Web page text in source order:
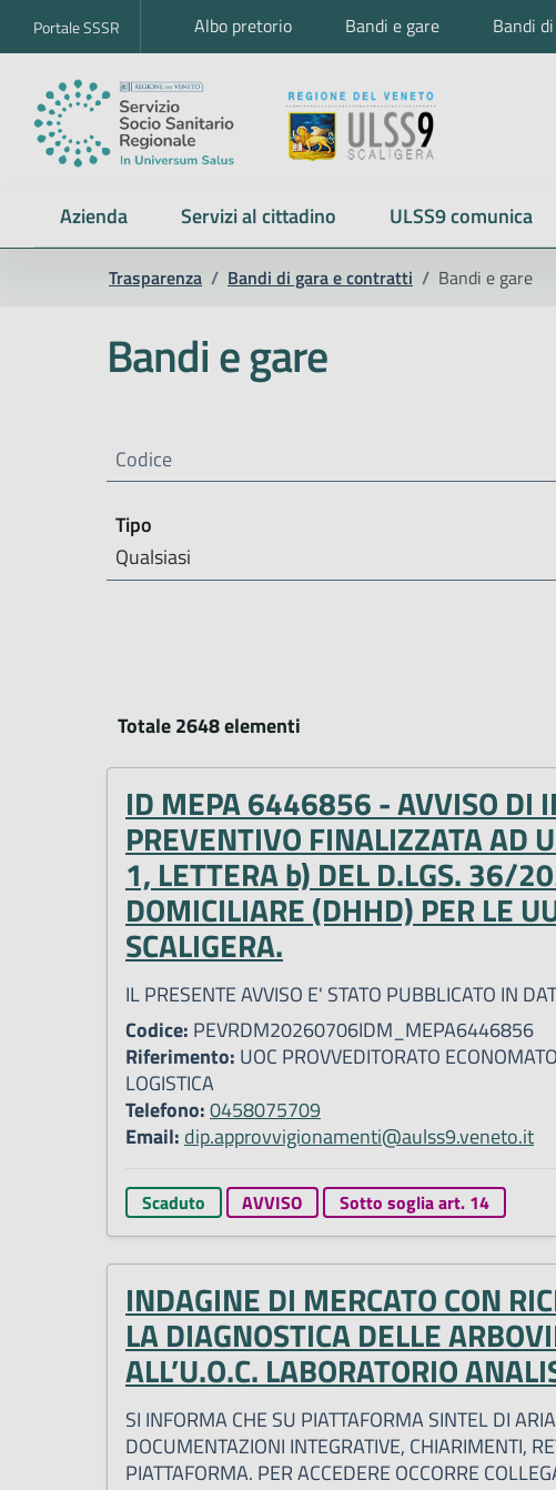
Portale SSSR Albo pretorio Bandi e gare Bandi
Azienda Servizi al cittadino ULSS9 comunica
Trasparenza / Bandi di gara e contratti / Bandi e gare
Bandi e gare
Codice
Tipo
Qualsiasi
Totale 2648 elementi
ID MEPA 6446856 - AVVISO DI
PREVENTIVO FINALIZZATA AD
1, LETTERA b) DEL D.LGS. 36/
DOMICILIARE (DHHD) PER LE
SCALIGERA.
IL PRESENTE AVVISO E' STATO PUBBLICATO IN
Codice: PEVRDM20260706IDM_MEPA6446856
Riferimento: UOC PROVVEDITORATO
LOGISTICA
Telefono:0458075709
Email: dip.approvvigionamenti@aulss9.veneto.it
Scaduto AVVISO Sotto soglia art. 14
INDAGINE DI MERCATO CON
LA DIAGNOSTICA DELLE
ALL’U.O.C. LABORATORIO
SI INFORMA CHE SU PIATTAFORMA SINTEL DI
DOCUMENTAZIONI INTEGRATIVE, CHIARIMENTI,
PIATTAFORMA. PER ACCEDERE OCCORRE